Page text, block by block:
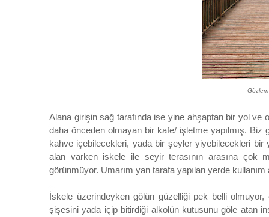
Alana girişin sağ tarafında ise yine ahşaptan bir yol ve
daha önceden olmayan bir kafe/ işletme yapılmış.
kahve içebilecekleri, yada bir şeyler yiyebilecekleri bir
alan varken iskele ile seyir terasının arasına çok
görünmüyor. Umarım yan tarafa yapılan yerde
İskele üzerindeyken gölün güzelliği pek belli
şişesini yada içip bitirdiği alkolün kutusunu göle atan